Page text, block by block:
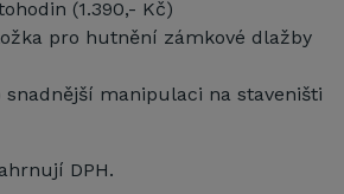
(1.390,- Kč)
pro hutnění zámkové dlažby
snadnější manipulaci na staveništi
DPH.